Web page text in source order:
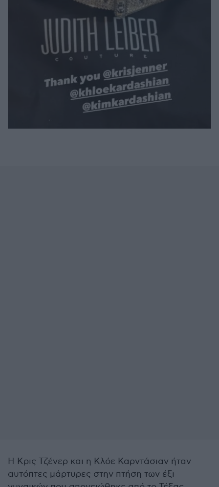
H Κρις Τζένερ και η Κλόε Καρντάσιαν ήταν
αυτόπτες μάρτυρες στην πτήση των έξι